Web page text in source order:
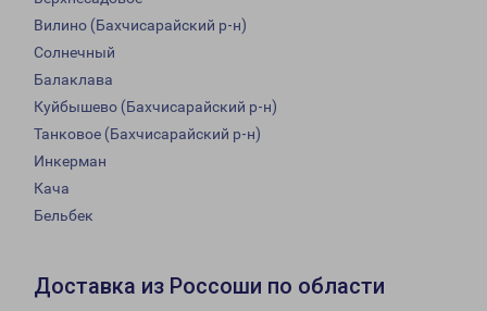
Вилино (Бахчисарайский р-н)
Солнечный
Балаклава
Куйбышево (Бахчисарайский р-н)
Танковое (Бахчисарайский р-н)
Инкерман
Кача
Бельбек
Доставка из Россоши по области